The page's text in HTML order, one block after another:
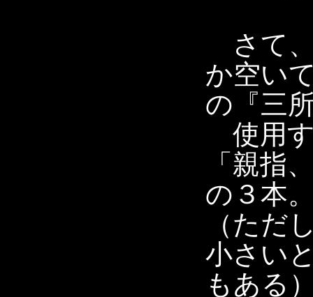
さて
か空い
の『三
使用
「親指
の３本
（ただ
小さい
もある